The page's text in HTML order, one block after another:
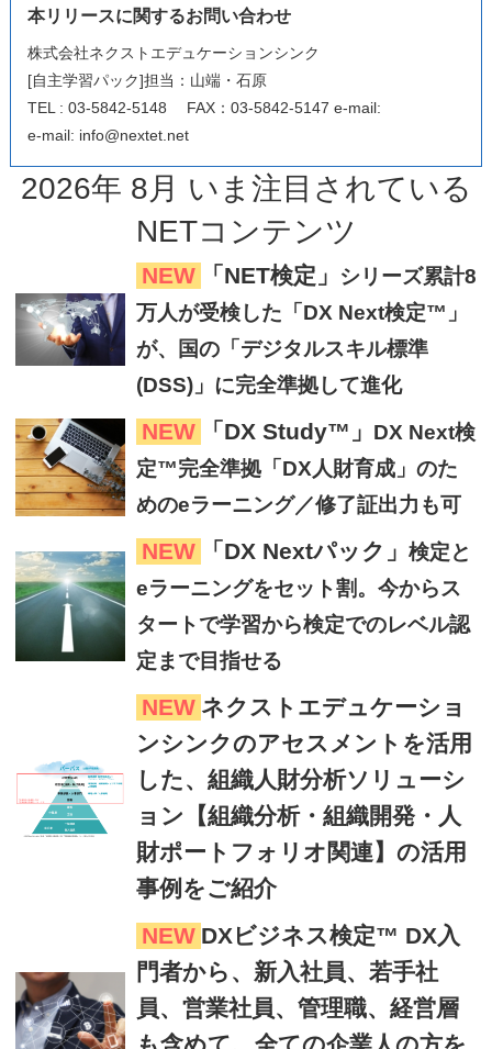
本リリースに関するお問い合わせ
株式会社ネクストエデュケーションシンク
[自主学習パック]担当：山端・石原
TEL : 03-5842-5148 FAX： 03-5842-5147 e-mail:
e-mail: info@nextet.net
2026年 8月 いま注目 されている
NETコンテンツ
NEW 「NET検定」
シリーズ累計8
万人が受検した「DX Next検定™」
が、国の「デジタルスキル標準
(DSS)」に完全準拠して進化
NEW 「DX Study™」 DX Next検
定™完全準拠「DX人財育成」のた
めのeラーニング／修了証出力も可
NEW 「DX Nextパック」 検定と
eラーニングをセット割。今からス
タートで学習から検定でのレベル認
定まで目指せる
NEW ネクストエデュケーショ
ンシンクのアセスメントを活用
した、組織人財分析ソリューシ
ョン【組織分析・組織開発・人
財ポートフォリオ関連】の活用
事例をご紹介
NEW DXビジネス検定™ DX入
門者から、新入社員、若手社
員、営業社員、管理職、経営層